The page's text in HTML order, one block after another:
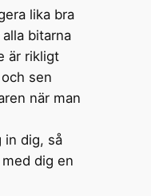
lika bra
bitarna
är rikligt
sen
när man
in dig, så
dig en